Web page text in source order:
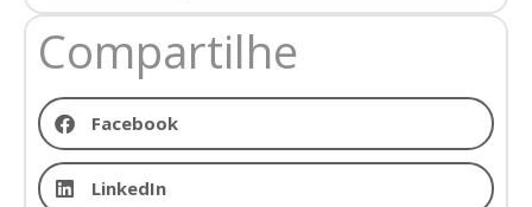
Compartilhe
Facebook
LinkedIn